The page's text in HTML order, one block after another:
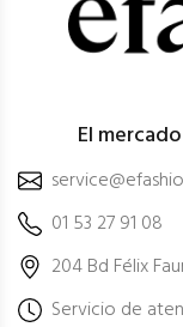
El
01 53 27 91 08
204 Bd Félix
Servicio de